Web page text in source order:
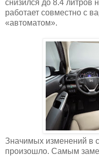
снизился до 8.4 литров
работает совместно с
«автоматом».
Значимых изменений в
произошло. Самым